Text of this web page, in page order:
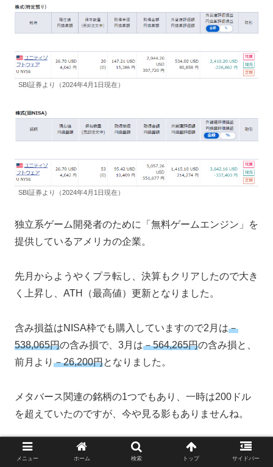
SBI証券より（2024年4月1日現在）
SBI証券より（2024年4月1日現在）
独立系ゲーム開発者のために「無料ゲームエンジン」を
提供しているアメリカの企業。
先月からようやくプラ転し、決算もクリアしたので大き
く上昇し、ATH（最高値）更新となりました。
含み損益はNISA枠でも購入していますので2月は－
538,065円の含み損で、3月は－564,265円の含み損と、
前月より －26,200円となりました。
メタバース関連の銘柄の1つでもあり、一時は200ドル
を超えていたのですが、今や見る影もありませんね。
ホールドはしますが、買い増しは後回しにしていきま
メニュー ホーム 検索 トップ サイドバー